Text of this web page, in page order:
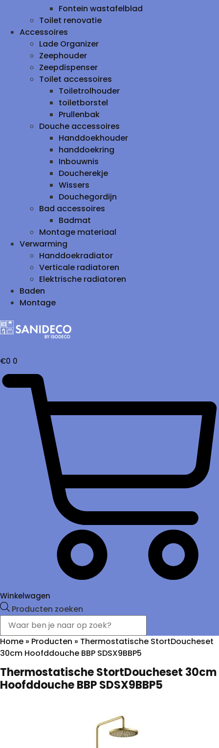
Fontein wastafelblad
Toilet renovatie
Accessoires
Lade Organizer
Zeephouder
Zeepdispenser
Toilet accessoires
Toiletrolhouder
toiletborstel
Prullenbak
Douche accessoires
Handdoekhouder
handdoekring
Inbouwnis
Doucherekje
Wissers
Douchegordijn
Bad accessoires
Badmat
Montage materiaal
Verwarming
Handdoekradiator
Verticale radiatoren
Elektrische radiatoren
Baden
Montage
€0 0
Winkelwagen
Producten zoeken
Home » Producten » Thermostatische StortDoucheset
30cm Hoofddouche BBP SDSX9BBP5
Thermostatische StortDoucheset 30cm
Hoofddouche BBP SDSX9BBP5